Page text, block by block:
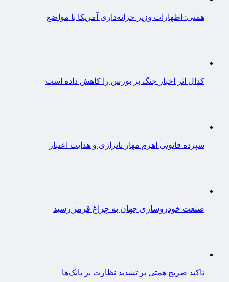
همتی: اظهارات وزیر خزانه‌داری آمریکا با مواضع
کدال اثر اخبار جنگ بر بورس را کاهش داده است
سپرده قانونی اهرم مهار ناترازی و هدایت اعتبار
صنعت خودروسازی جهان به چراغ قرمز رسید
تاکید صریح همتی بر تشدید نظارت بر بانک‌ها